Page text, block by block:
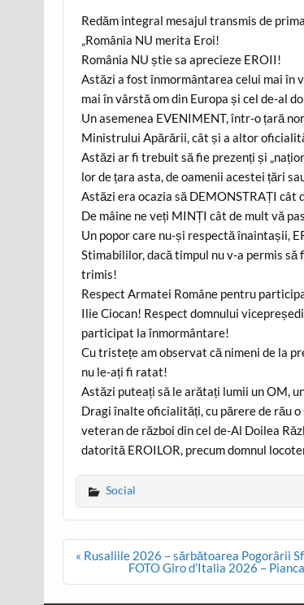
Redăm integral mesajul transmis de
„România NU merita Eroi!
România NU știe sa aprecieze EROII!
Astăzi a fost înmormântarea celui mai în
mai în vârstă om din Europa și cel de-al
Un asemenea EVENIMENT, într-o țară
Ministrului Apărării, cât și a altor
Astăzi ar fi trebuit să fie prezenți și
lor de țara asta, de oamenii acestei țări
Astăzi era ocazia să DEMONSTRAȚI cât
De mâine ne veți MINȚI cât de mult vă
Un popor care nu-și respectă înaintașii,
Stimabililor, dacă timpul nu v-a permis
trimis!
Respect Armatei Române pentru
Ilie Ciocan! Respect domnului
participat la înmormântare!
Cu tristețe am observat că nimeni de la
nu le-ați fi ratat!
Astăzi puteați să le arătați lumii un OM,
Dragi înalte oficialități, cu părere de rău
veteran de război din cel de-Al Doilea
datorită EROILOR, precum domnul
Social
Post
navigation
« Rusaliile 2026 – sărbătoarea Pogorârii
FOTO Giro d’Italia 2026 –